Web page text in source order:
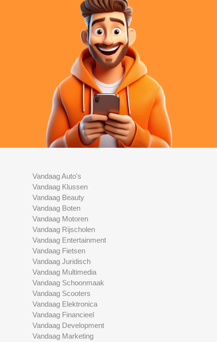
Vandaag Auto's
Vandaag Klussen
Vandaag Beauty
Vandaag Boten
Vandaag Motoren
Vandaag Rijscholen
Vandaag Entertainment
Vandaag Fietsen
Vandaag Juridisch
Vandaag Multimedia
Vandaag Schoonmaak
Vandaag Scooters
Vandaag Elektronica
Vandaag Financieel
Vandaag Development
Vandaag Marketing